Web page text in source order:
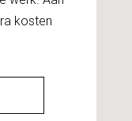
kosten